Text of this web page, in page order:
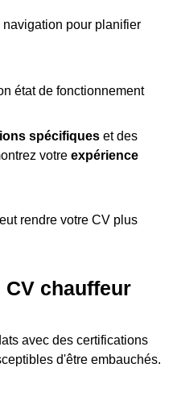
pour planifier
état de fonctionnement
spécifiques et des
votre expérience
rendre votre CV plus
chauffeur
avec des certifications
d'être embauchés.